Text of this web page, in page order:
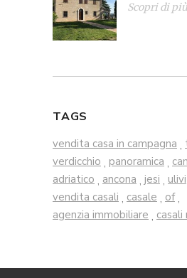
Scopri di più
TAGS
vendita casa in campagna ,
verdicchio , panoramica ,
adriatico , ancona ,jesi , ulivi
vendita casali , casale , of ,
agenzia immobiliare , casali